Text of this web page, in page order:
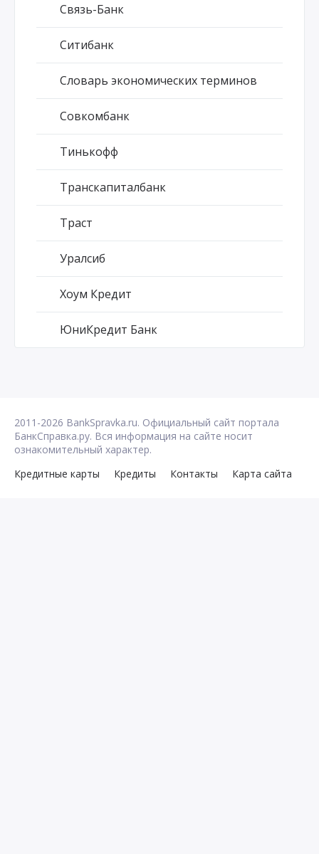
Связь-Банк
Ситибанк
Словарь экономических терминов
Совкомбанк
Тинькофф
Транскапиталбанк
Траст
Уралсиб
Хоум Кредит
ЮниКредит Банк
2011-2026 BankSpravka.ru. Официальный сайт портала
БанкСправка.ру. Вся информация на сайте носит
ознакомительный характер.
Кредитные карты
Кредиты Контакты Карта сайта